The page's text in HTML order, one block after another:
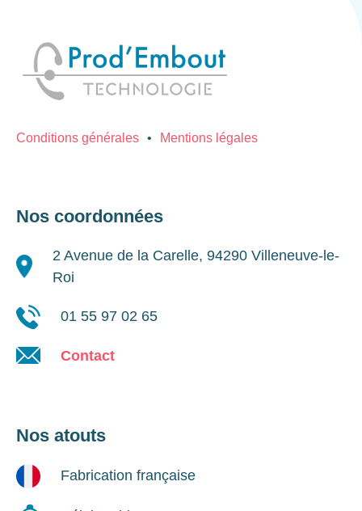
Conditions générales Mentions légales
Nos coordonnées
2 Avenue de la Carelle, 94290 Villeneuve-le-
Roi
01 55 97 02 65
Contact
Nos atouts
Fabrication française